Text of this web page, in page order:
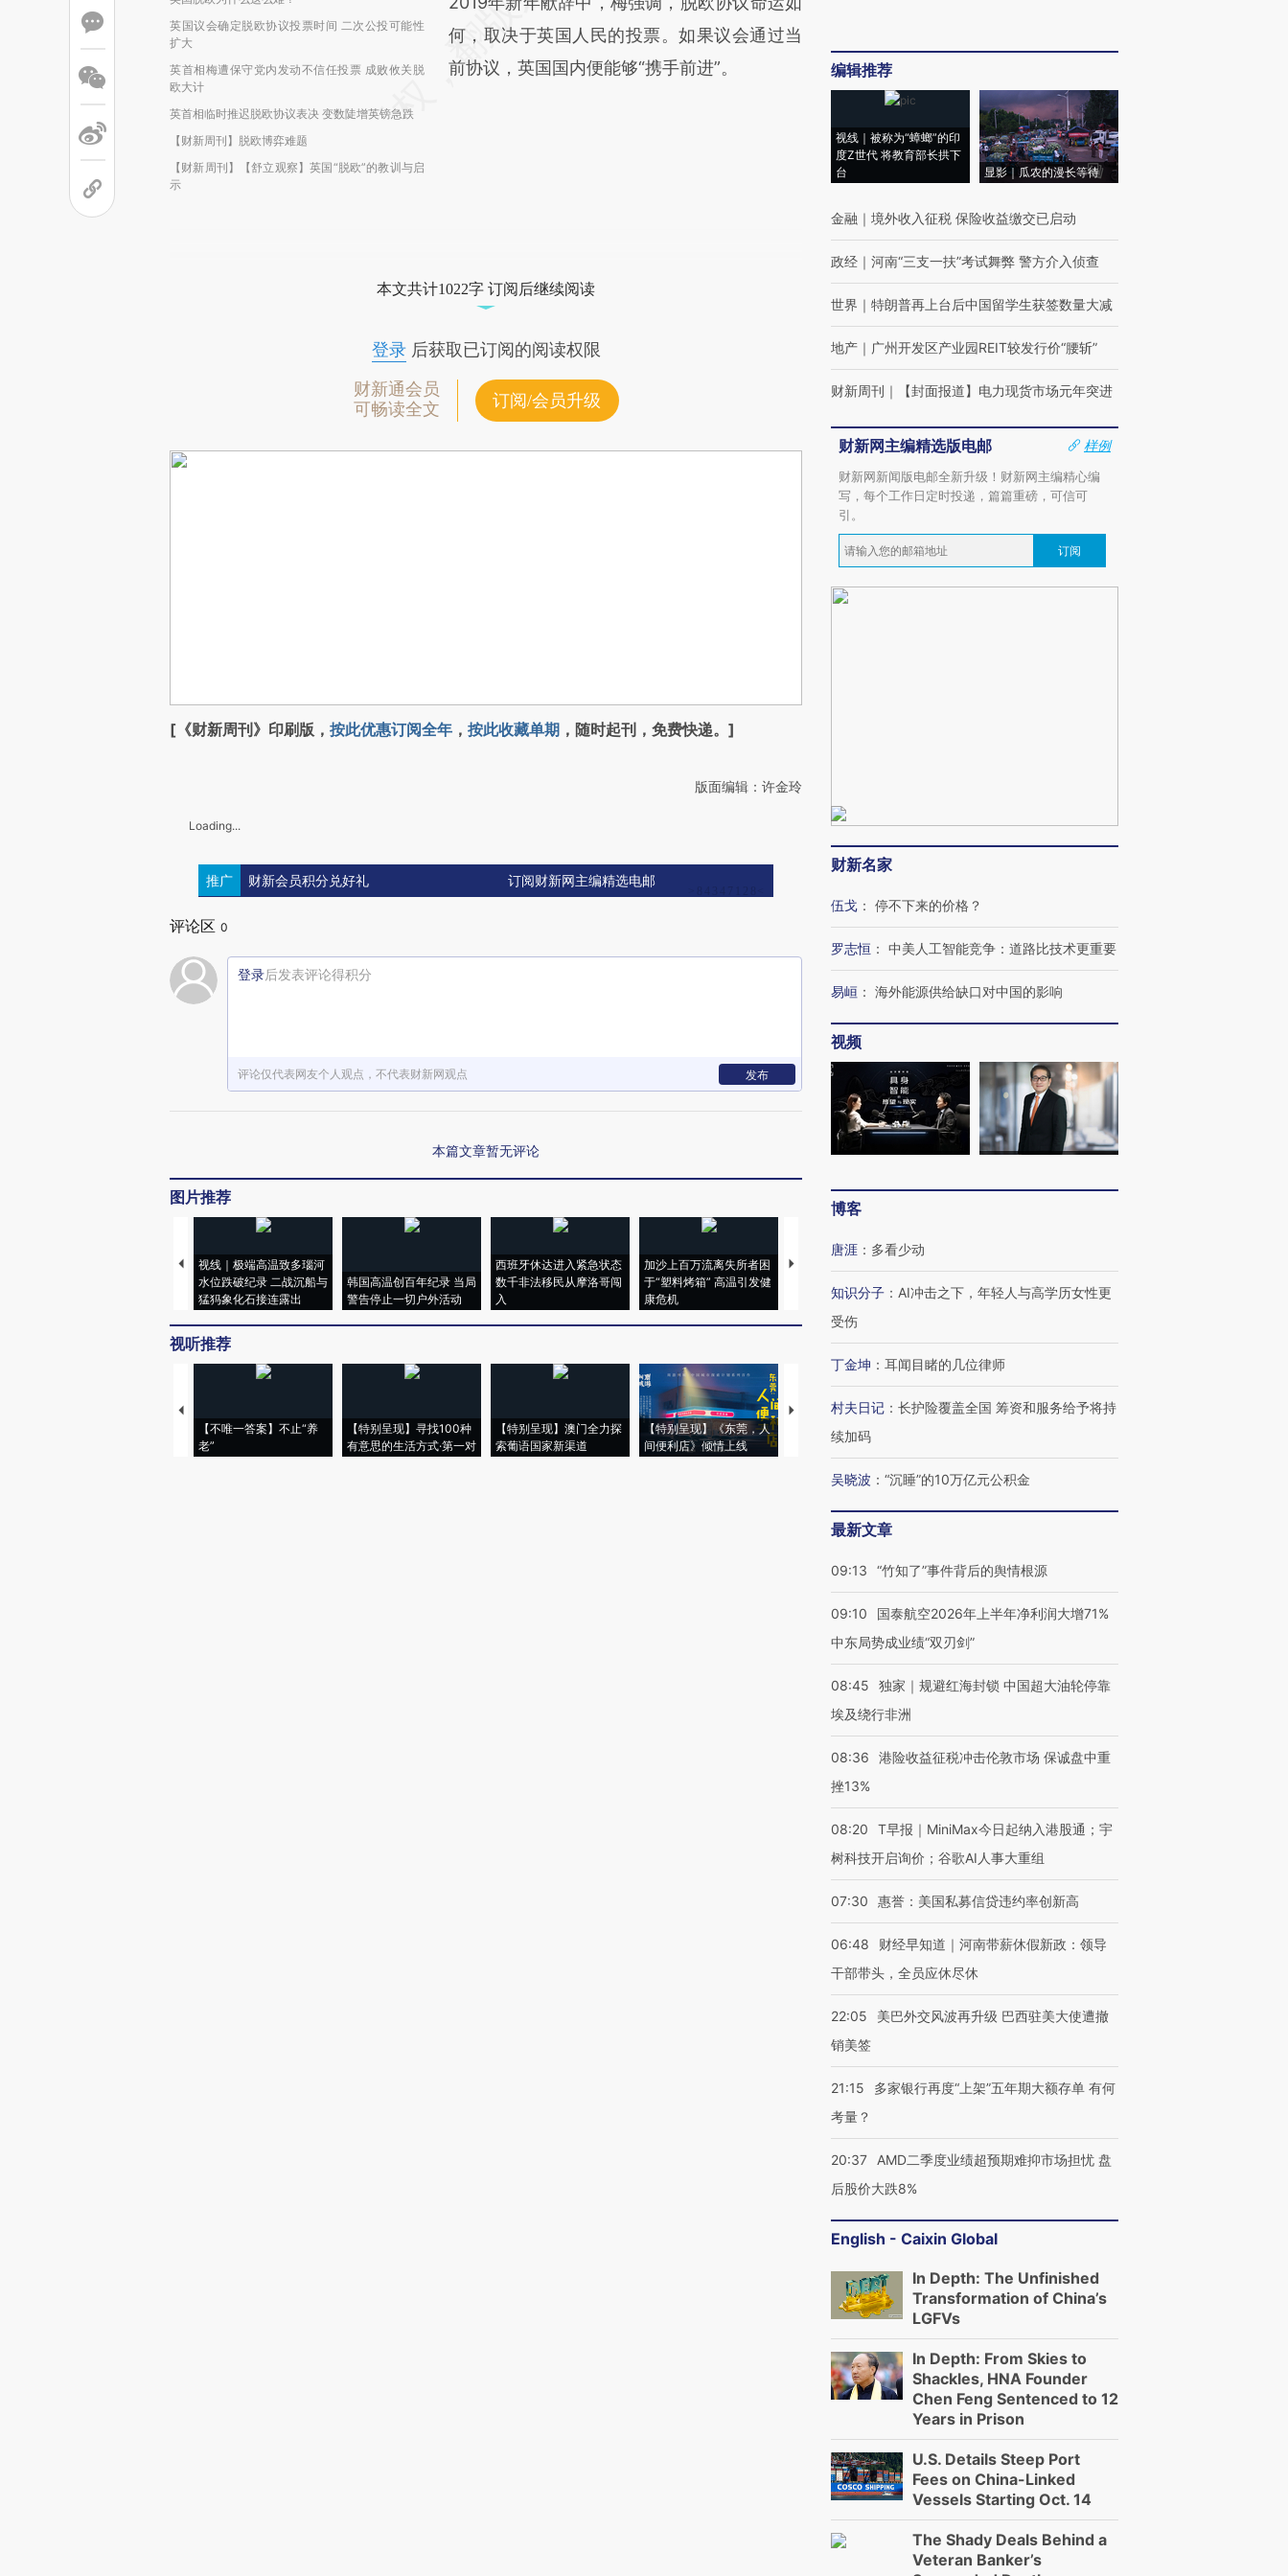
英国议会确定脱欧协议投票时间 二次公投可能性
扩大
英首相梅遭保守党内发动不信任投票 成败攸关脱
欧大计
英首相临时推迟脱欧协议表决 变数陡增英镑急跌
【财新周刊】脱欧博弈难题
【财新周刊】【舒立观察】英国“脱欧”的教训与启
示
何，取决于英国人民的投票。如果议会通过当
前协议，英国国内便能够“携手前进”。
本文共计1022字 订阅后继续阅读
登录后获取已订阅的阅读权限
财新通会员
可畅读全文
订阅/会员升级
[《财新周刊》印刷版， 按此优惠订阅全年 ， 按此收藏单期 ，随时起刊，免费快递。]
版面编辑：许金玲
Loading...
推广 财新会员积分兑好礼 订阅财新网主编精选电邮
评论区 0
登录后发表评论得积分
评论仅代表网友个人观点，不代表财新网观点 发布
本篇文章暂无评论
图片推荐
视线｜极端高温致多瑙河
水位跌破纪录 二战沉船与
猛犸象化石接连露出
韩国高温创百年纪录 当局
警告停止一切户外活动
西班牙休达进入紧急状态
数千非法移民从摩洛哥闯
入
加沙上百万流离失所者困
于“塑料烤箱” 高温引发健
康危机
马航飞行员跨国走私7万
要防空导弹“救急”
13人遇难
视听推荐
【不唯一答案】不止“养
老”
【特别呈现】寻找100种
有意思的生活方式·第一对
【特别呈现】澳门全力探
索葡语国家新渠道
【特别呈现】《东莞，人
间便利店》倾情上线
【推广】走进第四届链博
会，让数智科技“链”接产
【商旅对话】华住集团
编辑推荐
视线｜被称为“蟑螂”的印
度Z世代 将教育部长拱下
台
显影｜瓜农的漫长等待
金融 ｜ 境外收入征税 保险收益缴交已启动
政经 ｜ 河南“三支一扶”考试舞弊 警方介入侦查
世界 ｜ 特朗普再上台后中国留学生获签数量大减
地产 ｜ 广州开发区产业园REIT较发行价“腰斩”
财新周刊 ｜ 【封面报道】电力现货市场元年突进
财新网主编精选版电邮
样例
财新网新闻版电邮全新升级！财新网主编精心编
写，每个工作日定时投递，篇篇重磅，可信可
引。
订阅
财新名家
伍戈 ： 停不下来的价格？
罗志恒 ： 中美人工智能竞争：道路比技术更重要
易峘 ： 海外能源供给缺口对中国的影响
视频
博客
唐涯 ： 多看少动
知识分子 ： AI冲击之下，年轻人与高学历女性更
受伤
丁金坤 ： 耳闻目睹的几位律师
村夫日记 ： 长护险覆盖全国 筹资和服务给予将持
续加码
吴晓波 ： “沉睡”的10万亿元公积金
最新文章
09:13 “竹知了”事件背后的舆情根源
09:10
国泰航空2026年上半年净利润大增71%
中东局势成业绩“双刃剑”
08:45
独家｜规避红海封锁 中国超大油轮停靠
埃及绕行非洲
08:36
港险收益征税冲击伦敦市场 保诚盘中重
挫13%
08:20
T早报｜MiniMax今日起纳入港股通；宇
树科技开启询价；谷歌AI人事大重组
07:30 惠誉：美国私募信贷违约率创新高
06:48
财经早知道｜河南带薪休假新政：领导
干部带头，全员应休尽休
22:05
美巴外交风波再升级 巴西驻美大使遭撤
销美签
21:15
多家银行再度“上架”五年期大额存单 有何
考量？
20:37
AMD二季度业绩超预期难抑市场担忧 盘
后股价大跌8%
English - Caixin Global
In Depth: The Unfinished
Transformation of China’s
LGFVs
In Depth: From Skies to
Shackles, HNA Founder
Chen Feng Sentenced to 12
Years in Prison
U.S. Details Steep Port
Fees on China-Linked
Vessels Starting Oct. 14
The Shady Deals Behind a
Veteran Banker’s